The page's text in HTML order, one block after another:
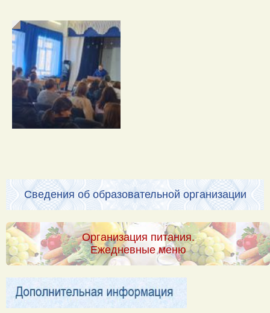
Сведения об образовательной организации
Организация питания.
Ежедневные меню